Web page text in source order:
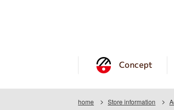
Concept
home Store information